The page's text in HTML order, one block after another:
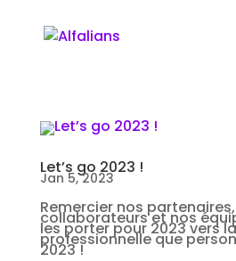
Let’s go 2023 !
Jan 5, 2023
Remercier nos
collaborateurs et nos
les porter pour 2023 vers
professionnelle que
2023 !